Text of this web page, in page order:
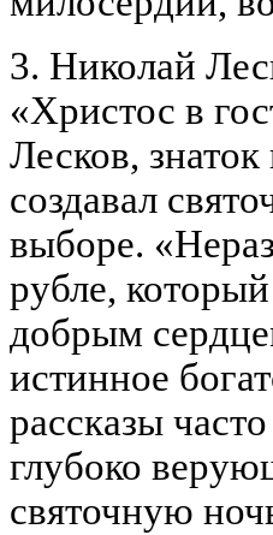
3. Николай
«Христос в
Лесков,
создавал
выборе.
рубле,
добрым
истинное
рассказы
глубоко
святочную